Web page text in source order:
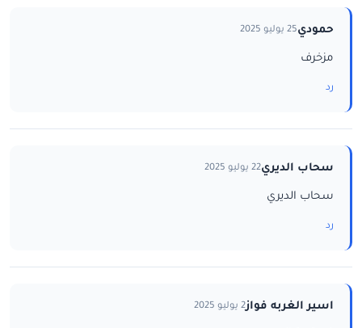
حمودي25 يوليو 2025
مزخرف
رد
سحاب الديري22 يوليو 2025
سحاب الديري
رد
اسير الغربه فواز2 يوليو 2025